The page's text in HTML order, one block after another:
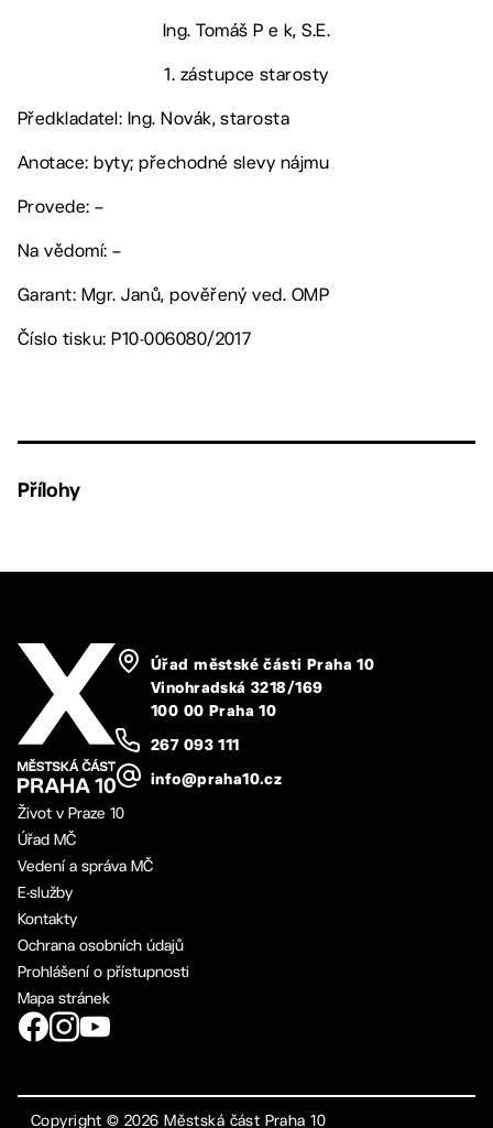
Ing. Tomáš P e k, S.E.
1. zástupce starosty
Předkladatel: Ing. Novák, starosta
Anotace: byty; přechodné slevy nájmu
Provede: –
Na vědomí: –
Garant: Mgr. Janů, pověřený ved. OMP
Číslo tisku: P10-006080/2017
Přílohy
Úřad městské části Praha 10
Vinohradská 3218/169
100 00 Praha 10
267 093 111
info@praha10.cz
Život v Praze 10
Úřad MČ
Vedení a správa MČ
E-služby
Kontakty
Ochrana osobních údajů
Prohlášení o přístupnosti
Mapa stránek
Copyright ©2026 Městská část Praha 10